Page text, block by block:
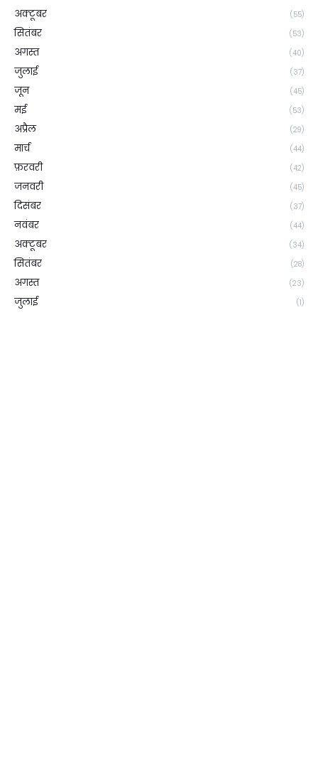
अक्टूबर (55)
सितंबर (53)
अगस्त (40)
जुलाई (37)
जून (45)
मई (53)
अप्रैल (29)
मार्च (44)
फ़रवरी (42)
जनवरी (45)
दिसंबर (37)
नवंबर (44)
अक्टूबर (34)
सितंबर (28)
अगस्त (23)
जुलाई (1)